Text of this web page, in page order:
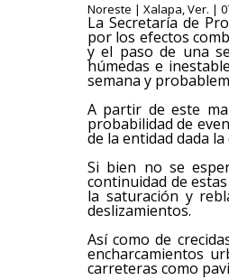
Noreste | Xalapa, Ver. |
La Secretaría de
por los efectos
y el paso de una
húmedas e
semana y
A partir de este
probabilidad de
de la entidad dada
Si bien no se
continuidad de
la saturación y
deslizamientos.
Así como de
encharcamientos
carreteras como